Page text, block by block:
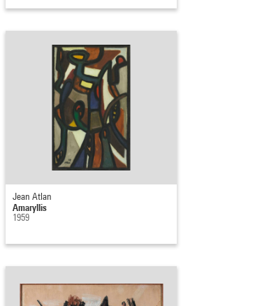
Jean Atlan
Amaryllis
1959